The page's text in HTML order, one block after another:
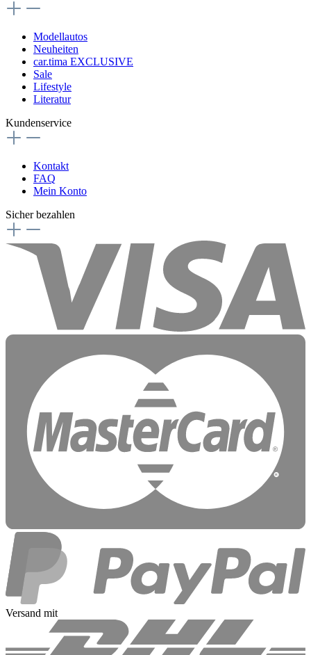
Modellautos
Neuheiten
car.tima EXCLUSIVE
Sale
Lifestyle
Literatur
Kundenservice
Kontakt
FAQ
Mein Konto
Sicher bezahlen
Versand mit